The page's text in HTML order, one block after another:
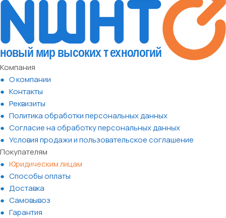
Компания
О компании
Контакты
Реквизиты
Политика обработки персональных данных
Согласие на обработку персональных данных
Условия продажи и пользовательское соглашение
Покупателям
Юридическим лицам
Способы оплаты
Доставка
Самовывоз
Гарантия